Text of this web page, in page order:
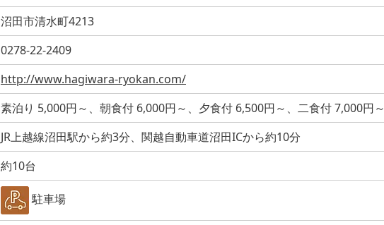
沼田市清水町4213
0278-22-2409
http://www.hagiwara-ryokan.com/
素泊り 5,000円～、朝食付 6,000円～、夕食付 6,500円～、二食付 7,000円～
JR上越線沼田駅から約3分、関越自動車道沼田ICから約10分
約10台
駐車場